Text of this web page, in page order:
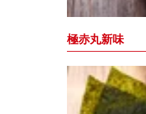
極赤丸新味